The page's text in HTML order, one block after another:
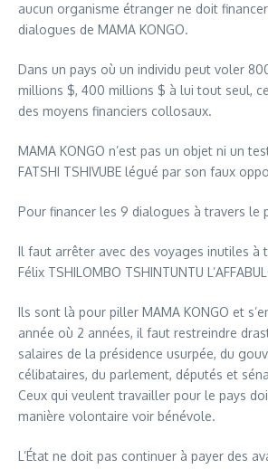
aucun organisme étranger ne doit financer
dialogues de MAMA KONGO.
Dans un pays où un individu peut voler
millions $, 400 millions $ à lui tout seul,
des moyens financiers collosaux.
MAMA KONGO n’est pas un objet ni un
FATSHI TSHIVUBE légué par son faux
Pour financer les 9 dialogues à travers le
Il faut arrêter avec des voyages inutiles à
Félix TSHILOMBO TSHINTUNTU
Ils sont là pour piller MAMA KONGO et
année où 2 années, il faut restreindre
salaires de la présidence usurpée, du
célibataires, du parlement, députés et
Ceux qui veulent travailler pour le pays
manière volontaire voir bénévole.
L’État ne doit pas continuer à payer des